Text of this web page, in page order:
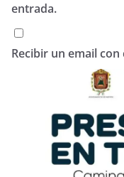
entrada.
Recibir un email